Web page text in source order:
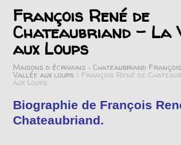
François René de
Chateaubriand – La
aux Loups
Maisons d écrivains >Chateaubriand
Vallée aux loups > François René de
aux Loups
Biographie de François
Chateaubriand.